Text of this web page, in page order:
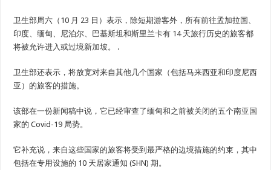
卫生部周六（10 月 23 日）表示，除短期游客外，所有前往孟加拉国、
印度、缅甸、尼泊尔、巴基斯坦和斯里兰卡有 14 天旅行历史的旅客都
将被允许进入或过境新加坡。 .
卫生部还表示，将放宽对来自其他几个国家（包括马来西亚和印度尼西
亚）的旅客的措施。
该部在一份新闻稿中说，它已经审查了缅甸和之前被关闭的五个南亚国
家的 Covid-19 局势。
它补充说，来自这些国家的旅客将受到最严格的边境措施的约束，其中
包括在专用设施的 10 天居家通知 (SHN) 期。